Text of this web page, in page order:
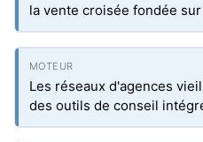
la vente croisée fondée
Les réseaux d'agences
des outils de conseil